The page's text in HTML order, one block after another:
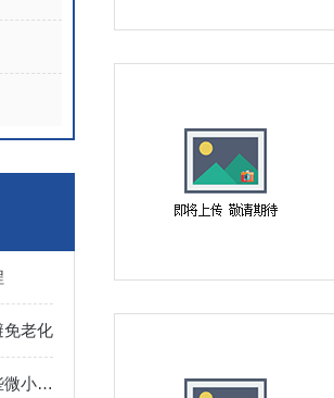
免老化
气相色谱柱的使用离不开一些微小细节